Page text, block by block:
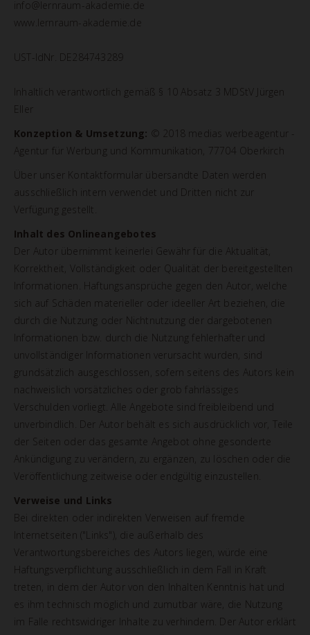
info@lernraum-akademie.de
www.lernraum-akademie.de
UST-IdNr. DE284743289
Inhaltlich verantwortlich gemäß § 10 Absatz 3 MDStV Jürgen
Eller
Konzeption & Umsetzung: © 2018 medias werbeagentur -
Agentur für Werbung und Kommunikation, 77704 Oberkirch
Über unser Kontaktformular übersandte Daten werden
ausschließlich intern verwendet und Dritten nicht zur
Verfügung gestellt.
Inhalt des Onlineangebotes
Der Autor übernimmt keinerlei Gewähr für die Aktualität,
Korrektheit, Vollständigkeit oder Qualität der bereitgestellten
Informationen. Haftungsansprüche gegen den Autor, welche
sich auf Schäden materieller oder ideeller Art beziehen, die
durch die Nutzung oder Nichtnutzung der dargebotenen
Informationen bzw. durch die Nutzung fehlerhafter und
unvollständiger Informationen verursacht wurden, sind
grundsätzlich ausgeschlossen, sofern seitens des Autors kein
nachweislich vorsätzliches oder grob fahrlässiges
Verschulden vorliegt. Alle Angebote sind freibleibend und
unverbindlich. Der Autor behält es sich ausdrücklich vor, Teile
der Seiten oder das gesamte Angebot ohne gesonderte
Ankündigung zu verändern, zu ergänzen, zu löschen oder die
Veröffentlichung zeitweise oder endgültig einzustellen.
Verweise und Links
Bei direkten oder indirekten Verweisen auf fremde
Internetseiten ("Links"), die außerhalb des
Verantwortungsbereiches des Autors liegen, würde eine
Haftungsverpflichtung ausschließlich in dem Fall in Kraft
treten, in dem der Autor von den Inhalten Kenntnis hat und
es ihm technisch möglich und zumutbar wäre, die Nutzung
im Falle rechtswidriger Inhalte zu verhindern. Der Autor erklärt